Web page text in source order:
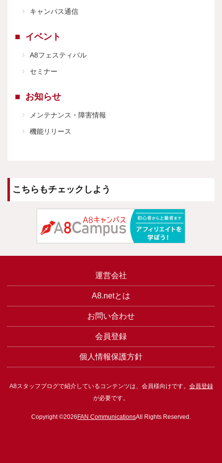
キャンパス通信
イベント
A8フェスティバル
セミナー
お知らせ
メンテナンス・障害情報
機能リリース
こちらもチェックしよう
運営会社
A8.netとは
お問い合わせ
会員登録
個人情報保護方針
A8スタッフブログで紹介しているコンテンツは、会員様向けです。 会員登録
が必要です。
Copyright ©2026 FAN CommunicationsAll Rights Reserved.